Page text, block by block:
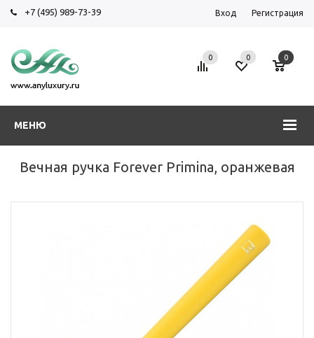
+7 (495) 989-73-39 Вход Регистрация
МЕНЮ
0 0 0
Вечная ручка Forever Primina, оранжевая